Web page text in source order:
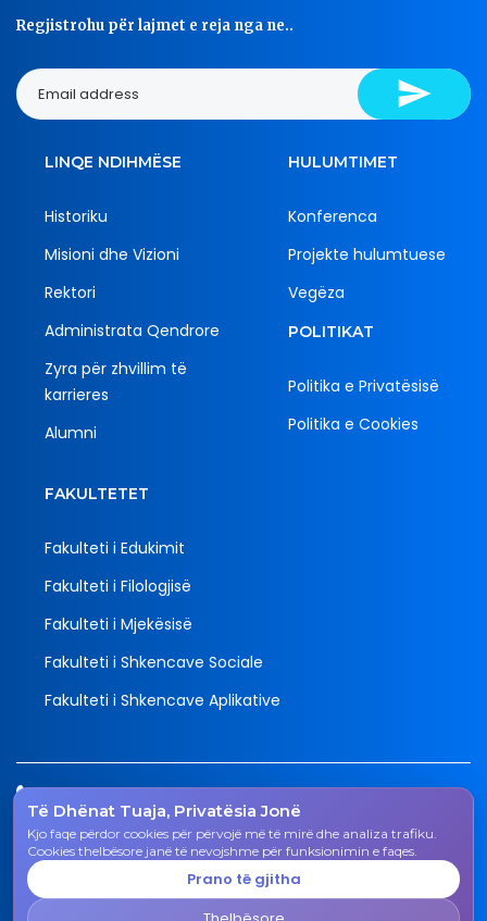
Të Dhënat Tuaja, Privatësia Jonë
Kjo faqe përdor cookies për përvojë më të mirë dhe analiza trafiku.
Cookies thelbësore janë të nevojshme për funksionimin e faqes.
Prano të gjitha
Regjistrohu për lajmet e reja nga ne..
LINQE NDIHMËSE
Historiku
Misioni dhe Vizioni
Rektori
Administrata Qendrore
Zyra për zhvillim të
karrieres
Alumni
HULUMTIMET
Konferenca
Projekte hulumtuese
Vegëza
POLITIKAT
Politika e Privatësisë
Politika e Cookies
FAKULTETET
Fakulteti i Edukimit
Fakulteti i Filologjisë
Fakulteti i Mjekësisë
Fakulteti i Shkencave Sociale
Fakulteti i Shkencave Aplikative
Tel.
038 200 20 831
Email
rektorati@uni-gjk.org